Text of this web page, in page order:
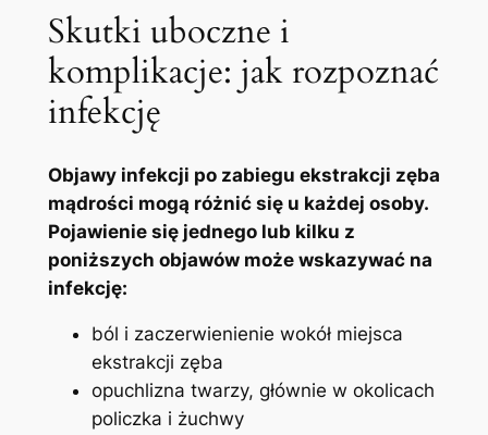
Skutki uboczne i
komplikacje: jak rozpoznać
infekcję
Objawy infekcji po zabiegu ekstrakcji zęba
mądrości mogą różnić się u każdej osoby.
Pojawienie się jednego lub kilku z
poniższych objawów może wskazywać na
infekcję:
ból i zaczerwienienie wokół miejsca
ekstrakcji zęba
opuchlizna twarzy, głównie w okolicach
policzka i żuchwy